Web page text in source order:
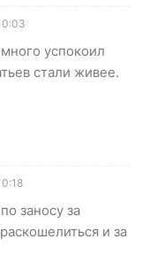
успокоил
стали живее.
заносу за
и за